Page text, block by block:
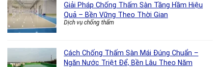
Giải Pháp Chống Thấm Sàn Tầng Hầm Hiệu
Quả – Bền Vững Theo Thời Gian
Dịch vụ chống thấm
Cách Chống Thấm Sàn Mái Đúng Chuẩn –
Ngăn Nước Triệt Để, Bền Lâu Theo Năm